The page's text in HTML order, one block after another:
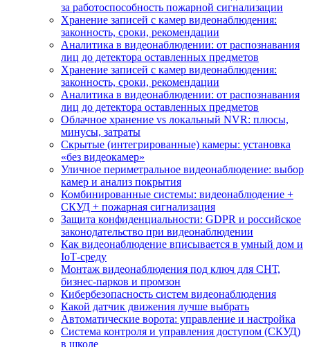
за работоспособность пожарной сигнализации
Хранение записей с камер видеонаблюдения:
законность, сроки, рекомендации
Аналитика в видеонаблюдении: от распознавания
лиц до детектора оставленных предметов
Хранение записей с камер видеонаблюдения:
законность, сроки, рекомендации
Аналитика в видеонаблюдении: от распознавания
лиц до детектора оставленных предметов
Облачное хранение vs локальный NVR: плюсы,
минусы, затраты
Скрытые (интегрированные) камеры: установка
«без видеокамер»
Уличное периметральное видеонаблюдение: выбор
камер и анализ покрытия
Комбинированные системы: видеонаблюдение +
СКУД + пожарная сигнализация
Защита конфиденциальности: GDPR и российское
законодательство при видеонаблюдении
Как видеонаблюдение вписывается в умный дом и
IoT‑среду
Монтаж видеонаблюдения под ключ для СНТ,
бизнес‑парков и промзон
Кибербезопасность систем видеонаблюдения
Какой датчик движения лучше выбрать
Автоматические ворота: управление и настройка
Система контроля и управления доступом (СКУД)
в школе